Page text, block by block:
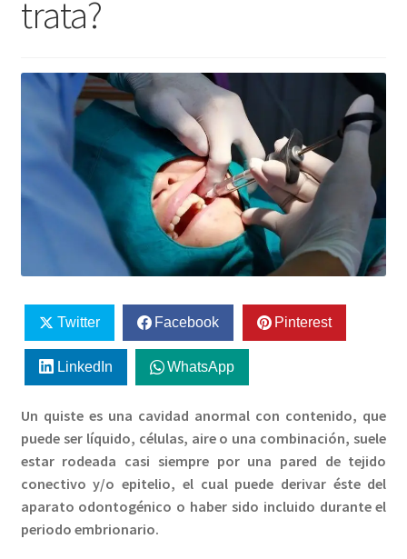
trata?
Twitter Facebook Pinterest
LinkedIn WhatsApp
Un quiste es una cavidad anormal con contenido, que
puede ser líquido, células, aire o una combinación, suele
estar rodeada casi siempre por una pared de tejido
conectivo y/o epitelio, el cual puede derivar éste del
aparato odontogénico o haber sido incluido durante el
periodo embrionario.